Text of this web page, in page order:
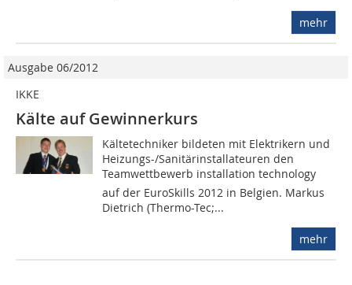
mehr
Ausgabe 06/2012
IKKE
Kälte auf Gewinnerkurs
Kältetechniker bildeten mit Elektrikern und
Heizungs-/Sanitärinstallateuren den
Teamwettbewerb installation technology
auf der EuroSkills 2012 in Belgien. Markus
Dietrich (Thermo-Tec;...
mehr